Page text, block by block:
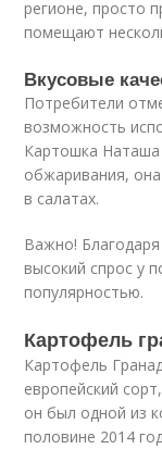
регионе, просто
помещают
Вкусовые
Потребители
возможность
Картошка Наташа
обжаривания,
в салатах.
Важно!
высокий спрос у
популярностью.
Картофель
Картофель
европейский
он был одной из
половине 2014